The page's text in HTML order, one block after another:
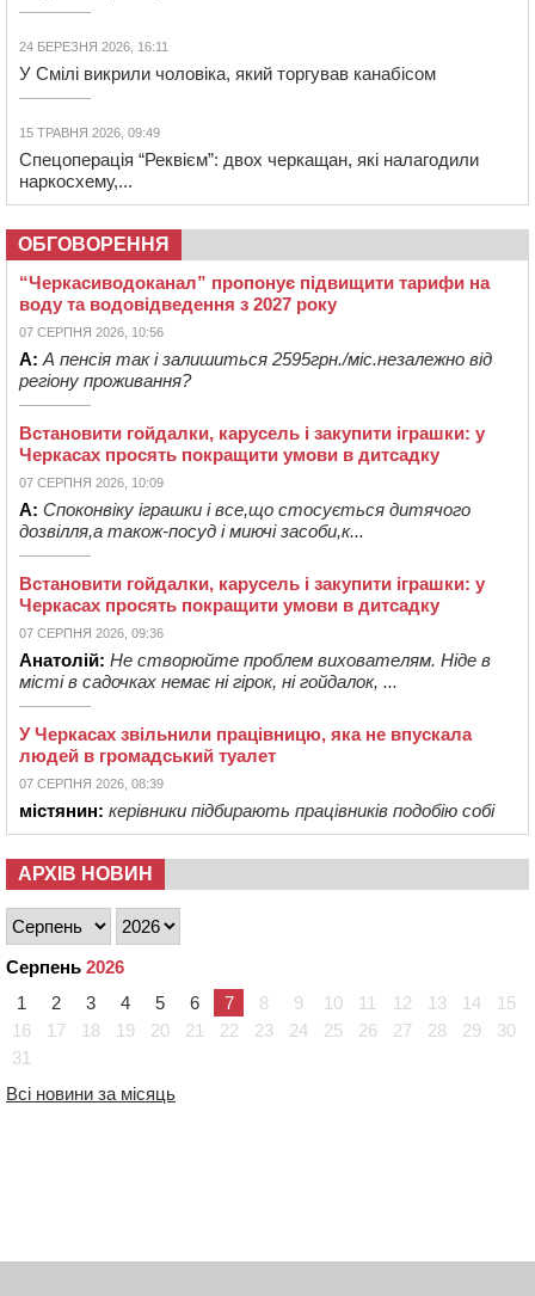
24 БЕРЕЗНЯ 2026, 16:11
У Смілі викрили чоловіка, який торгував канабісом
15 ТРАВНЯ 2026, 09:49
Спецоперація “Реквієм”: двох черкащан, які налагодили
наркосхему,...
ОБГОВОРЕННЯ
“Черкасиводоканал” пропонує підвищити тарифи на
воду та водовідведення з 2027 року
07 СЕРПНЯ 2026, 10:56
А: А пенсія так і залишиться 2595грн./міс.незалежно від
регіону проживання?
Встановити гойдалки, карусель і закупити іграшки: у
Черкасах просять покращити умови в дитсадку
07 СЕРПНЯ 2026, 10:09
А: Споконвіку іграшки і все,що стосується дитячого
дозвілля,а також-посуд і миючі засоби,к...
Встановити гойдалки, карусель і закупити іграшки: у
Черкасах просять покращити умови в дитсадку
07 СЕРПНЯ 2026, 09:36
Анатолій: Не створюйте проблем вихователям. Ніде в
місті в садочках немає ні гірок, ні гойдалок, ...
У Черкасах звільнили працівницю, яка не впускала
людей в громадський туалет
07 СЕРПНЯ 2026, 08:39
містянин: керівники підбирають працівників подобію собі
АРХІВ НОВИН
Серпень 2026
1
2 3 4 5 6 7 8 9 10 11 12 13 14
15
16
17 18 19 20 21 22 23 24 25 26 27 28 29
30
31
Всі новини за місяць